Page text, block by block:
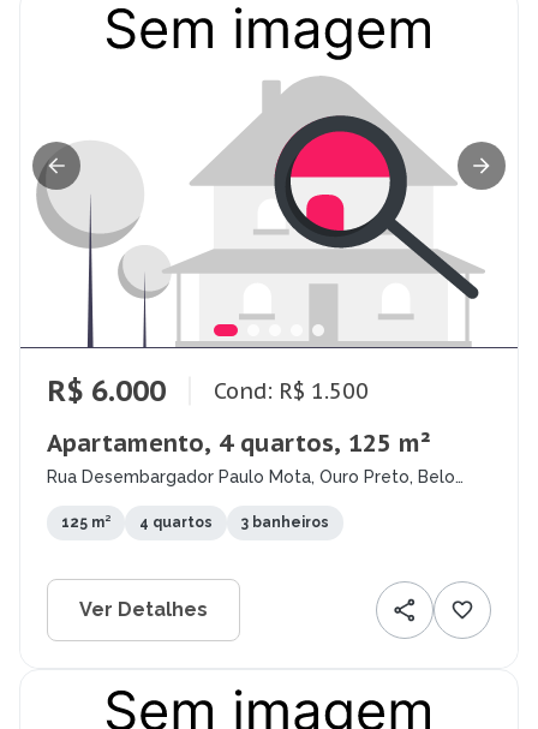
R$ 6.000 Cond: R$ 1.500
Apartamento, 4 quartos, 125 m²
Rua Desembargador Paulo Mota, Ouro Preto, Belo
125 m² 4 quartos 3 banheiros
Ver Detalhes